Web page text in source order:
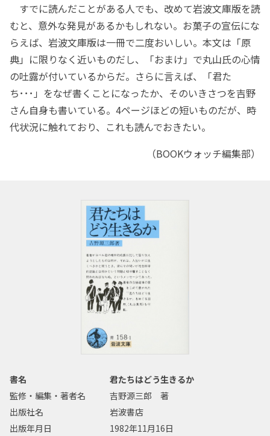
すでに読んだことがある人でも、改めて岩波文庫版を読
むと、意外な発見があるかもしれない。お菓子の宣伝にな
らえば、岩波文庫版は一冊で二度おいしい。本文は「原
典」に限りなく近いものだし、「おまけ」で丸山氏の心情
の吐露が付いているからだ。さらに言えば、「君た
ち･･･」をなぜ書くことになったか、そのいきさつを吉野
さん自身も書いている。4ページほどの短いものだが、時
代状況に触れており、これも読んでおきたい。
（BOOKウォッチ編集部）
書名
君たちはどう生きるか
監修・編集・著者名
吉野源三郎 著
出版社名
岩波書店
出版年月日
1982年11月16日